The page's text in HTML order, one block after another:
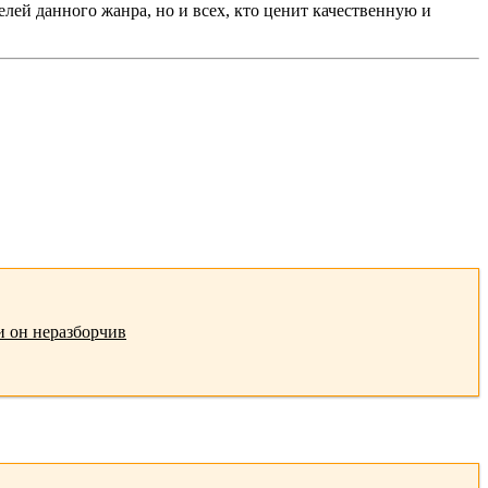
данного жанра, но и всех, кто ценит качественную и